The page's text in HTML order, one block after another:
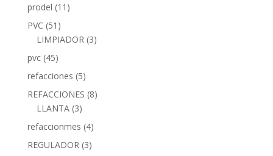
prodel (11)
PVC (51)
LIMPIADOR (3)
pvc (45)
refacciones (5)
REFACCIONES (8)
LLANTA (3)
refaccionmes (4)
REGULADOR (3)